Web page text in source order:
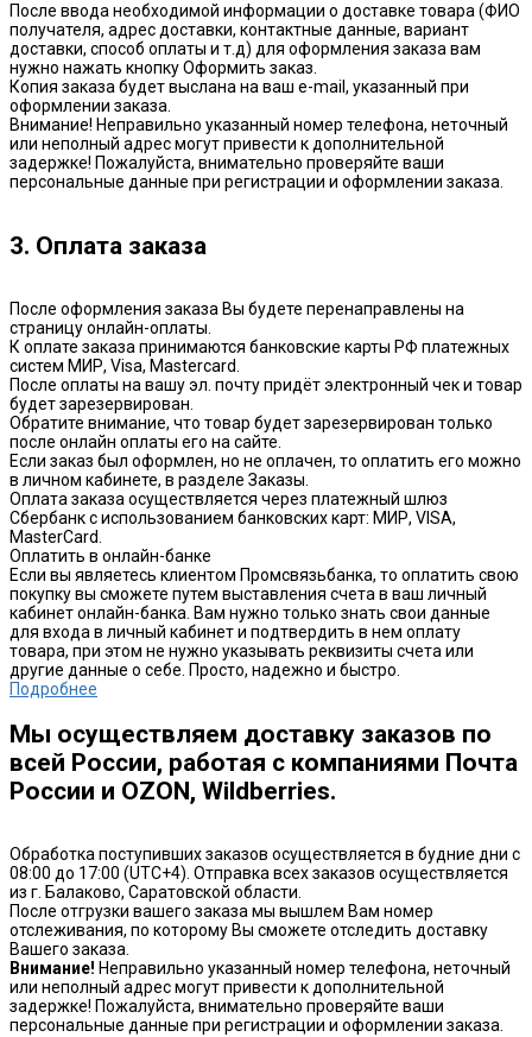
После ввода необходимой информации о доставке товара (ФИО
получателя, адрес доставки, контактные данные, вариант
доставки, способ оплаты и т.д) для оформления заказа вам
нужно нажать кнопку Оформить заказ.
Копия заказа будет выслана на ваш e-mail, указанный при
оформлении заказа.
Внимание! Неправильно указанный номер телефона, неточный
или неполный адрес могут привести к дополнительной
задержке! Пожалуйста, внимательно проверяйте ваши
персональные данные при регистрации и оформлении заказа.
3. Оплата заказа
После оформления заказа Вы будете перенаправлены на
страницу онлайн-оплаты.
К оплате заказа принимаются банковские карты РФ платежных
систем МИР, Visa, Mastercard.
После оплаты на вашу эл. почту придёт электронный чек и товар
будет зарезервирован.
Обратите внимание, что товар будет зарезервирован только
после онлайн оплаты его на сайте.
Если заказ был оформлен, но не оплачен, то оплатить его можно
в личном кабинете, в разделе Заказы.
Оплата заказа осуществляется через платежный шлюз
Сбербанк с использованием банковских карт: МИР, VISA,
MasterCard.
Оплатить в онлайн-банке
Если вы являетесь клиентом Промсвязьбанка, то оплатить свою
покупку вы сможете путем выставления счета в ваш личный
кабинет онлайн-банка. Вам нужно только знать свои данные
для входа в личный кабинет и подтвердить в нем оплату
товара, при этом не нужно указывать реквизиты счета или
другие данные о себе. Просто, надежно и быстро.
Подробнее
Мы осуществляем доставку заказов по
всей России, работая с компаниями Почта
России и OZON, Wildberries.
Обработка поступивших заказов осуществляется в будние дни с
08:00 до 17:00 (UTC+4). Отправка всех заказов осуществляется
из г. Балаково, Саратовской области.
После отгрузки вашего заказа мы вышлем Вам номер
отслеживания, по которому Вы сможете отследить доставку
Вашего заказа.
Внимание! Неправильно указанный номер телефона, неточный
или неполный адрес могут привести к дополнительной
задержке! Пожалуйста, внимательно проверяйте ваши
персональные данные при регистрации и оформлении заказа.